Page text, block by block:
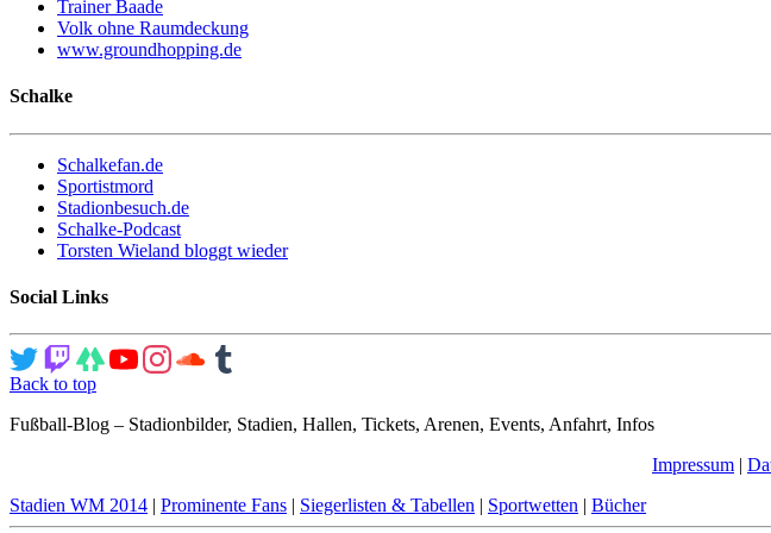
Trainer Baade
Volk ohne Raumdeckung
www.groundhopping.de
Schalke
Schalkefan.de
Sportistmord
Stadionbesuch.de
Schalke-Podcast
Torsten Wieland bloggt wieder
Social Links
Back to top
Fußball-Blog – Stadionbilder, Stadien, Hallen, Tickets, Arenen, Events, Anfahrt, Infos
Impressum |
Stadien WM 2014 | Prominente Fans | Siegerlisten & Tabellen | Sportwetten | Bücher